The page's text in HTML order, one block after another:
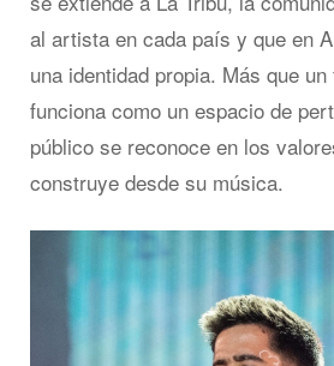
al artista en cada país y que en
una identidad propia. Más que
funciona como un espacio de
público se reconoce en los
construye desde su música.